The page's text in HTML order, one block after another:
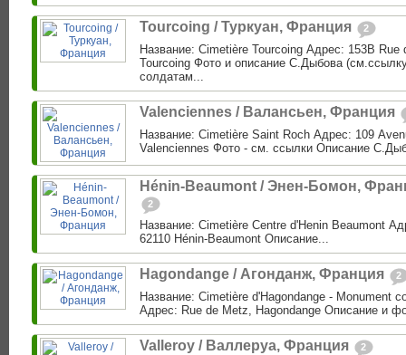
Tourcoing / Туркуан, Франция 2
Название: Cimetière Tourcoing Адрес: 153B Rue
Tourcoing Фото и описание С.Дыбова
солдатам...
Valenciennes / Валансьен, Франция
Название: Cimetière Saint Roch Адрес: 109
Valenciennes Фото - см. ссылки Описание
Hénin-Beaumont / Энен-Бомон,
2
Название: Cimetière Centre d'Henin Beaumont
62110 Hénin-Beaumont Описание...
Hagondange / Агонданж, Франция 2
Название: Cimetière d'Hagondange - Monument
Адрес: Rue de Metz, Hagondange Описание и
Valleroy / Валлеруа, Франция 2